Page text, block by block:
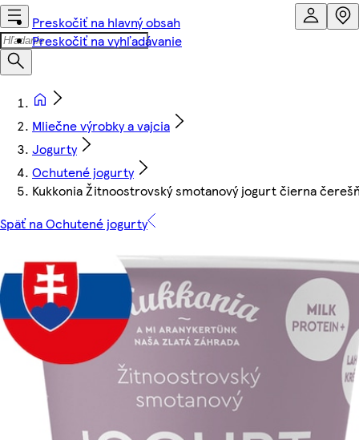
Preskočiť na hlavný obsah
Preskočiť na vyhľadávanie
Mliečne výrobky a vajcia
Jogurty
Ochutené jogurty
Kukkonia Žitnoostrovský smotanový jogurt čierna
Späť na Ochutené jogurty